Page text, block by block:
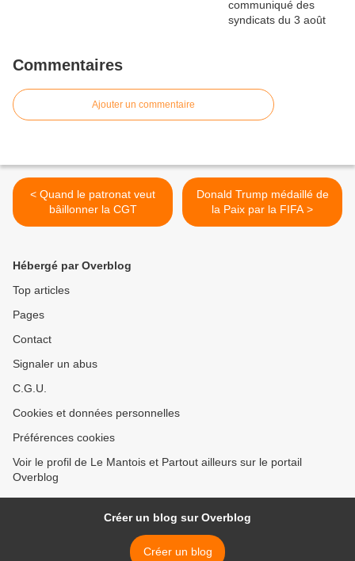
Commentaires
Ajouter un commentaire
< Quand le patronat veut
bâillonner la CGT
Donald Trump médaillé de
la Paix par la FIFA >
Hébergé par Overblog
Top articles
Pages
Contact
Signaler un abus
C.G.U.
Cookies et données personnelles
Préférences cookies
Voir le profil de Le Mantois et Partout ailleurs sur le portail
Overblog
Créer un blog sur Overblog
Créer un blog